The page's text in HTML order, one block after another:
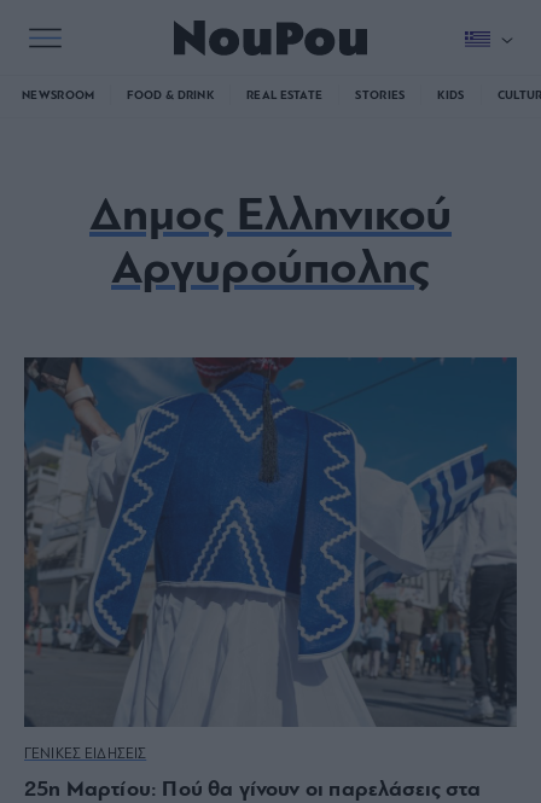
NEWSROOM FOOD & DRINK REAL ESTATE STORIES KIDS
Δημος Ελληνικού
Αργυρούπολης
ΓΕΝΙΚΕΣ ΕΙΔΗΣΕΙΣ
25η Μαρτίου: Πού θα γίνουν οι παρελάσεις στα